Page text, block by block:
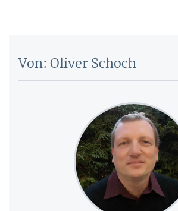
Von: Oliver Schoch